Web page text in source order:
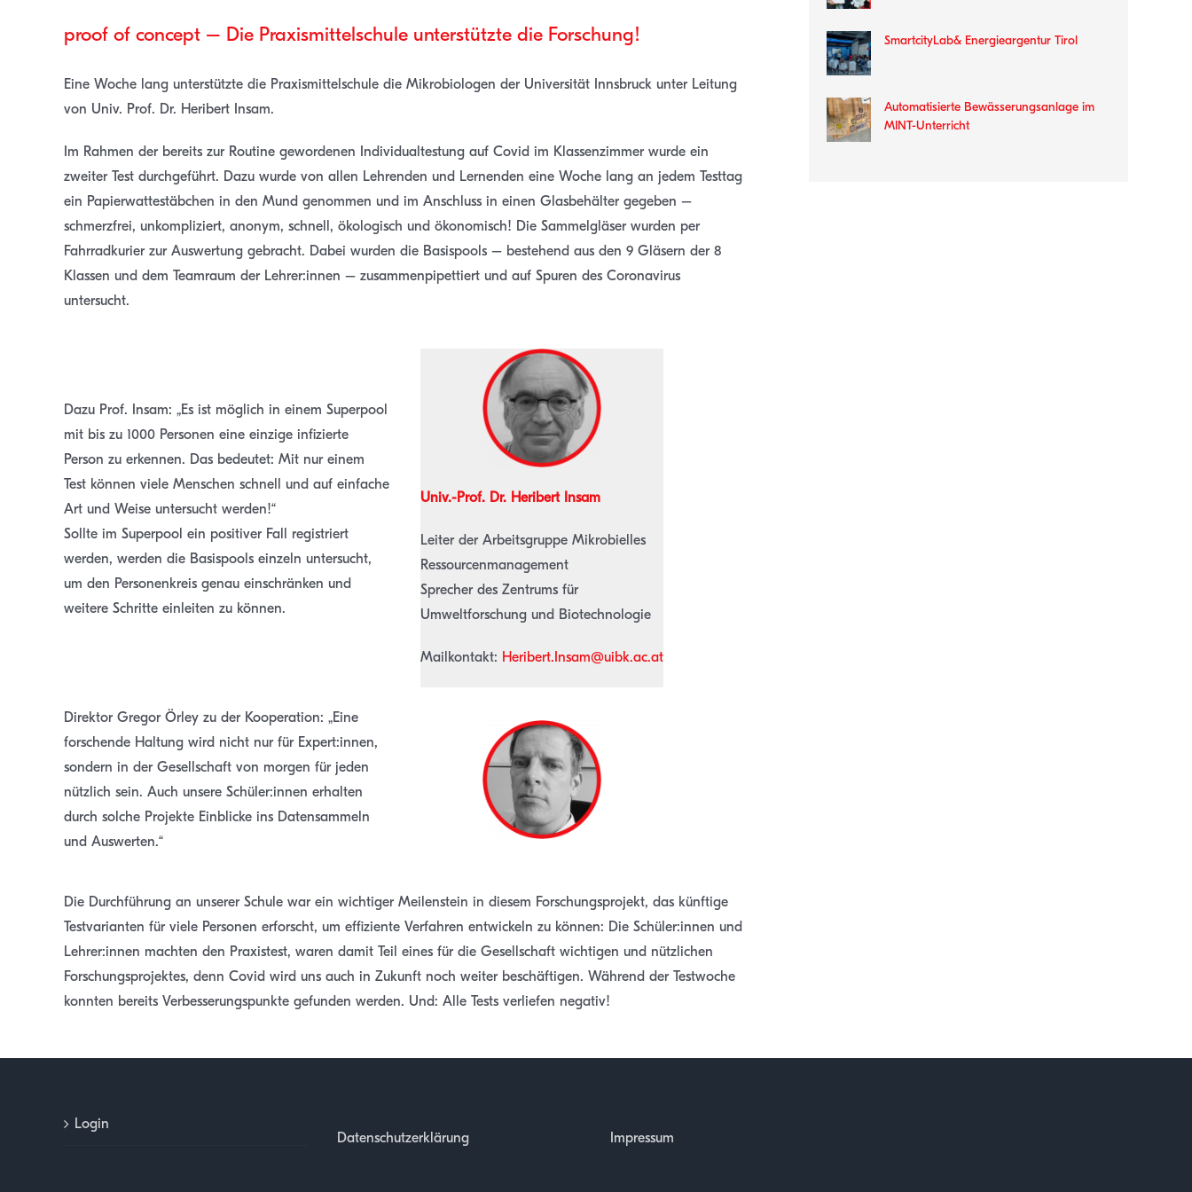
proof of concept – Die Praxismittelschule unterstützte die Forschung!
Eine Woche lang unterstützte die Praxismittelschule die Mikrobiologen der Universität Innsbruck unter Leitung
von Univ. Prof. Dr. Heribert Insam.
Im Rahmen der bereits zur Routine gewordenen Individualtestung auf Covid im Klassenzimmer wurde ein
zweiter Test durchgeführt. Dazu wurde von allen Lehrenden und Lernenden eine Woche lang an jedem Testtag
ein Papierwattestäbchen in den Mund genommen und im Anschluss in einen Glasbehälter gegeben –
schmerzfrei, unkompliziert, anonym, schnell, ökologisch und ökonomisch! Die Sammelgläser wurden per
Fahrradkurier zur Auswertung gebracht. Dabei wurden die Basispools – bestehend aus den 9 Gläsern der 8
Klassen und dem Teamraum der Lehrer:innen – zusammenpipettiert und auf Spuren des Coronavirus
untersucht.
Dazu Prof. Insam: „Es ist möglich in einem Superpool
mit bis zu 1000 Personen eine einzige infizierte
Person zu erkennen. Das bedeutet: Mit nur einem
Test können viele Menschen schnell und auf einfache
Art und Weise untersucht werden!“
Sollte im Superpool ein positiver Fall registriert
werden, werden die Basispools einzeln untersucht,
um den Personenkreis genau einschränken und
weitere Schritte einleiten zu können.
Univ.-Prof. Dr. Heribert Insam
Leiter der Arbeitsgruppe Mikrobielles
Ressourcenmanagement
Sprecher des Zentrums für
Umweltforschung und Biotechnologie
Mailkontakt: Heribert.Insam@uibk.ac.at
Direktor Gregor Örley zu der Kooperation: „Eine
forschende Haltung wird nicht nur für Expert:innen,
sondern in der Gesellschaft von morgen für jeden
nützlich sein. Auch unsere Schüler:innen erhalten
durch solche Projekte Einblicke ins Datensammeln
und Auswerten.“
Die Durchführung an unserer Schule war ein wichtiger Meilenstein in diesem Forschungsprojekt, das künftige
Testvarianten für viele Personen erforscht, um effiziente Verfahren entwickeln zu können: Die Schüler:innen und
Lehrer:innen machten den Praxistest, waren damit Teil eines für die Gesellschaft wichtigen und nützlichen
Forschungsprojektes, denn Covid wird uns auch in Zukunft noch weiter beschäftigen. Während der Testwoche
konnten bereits Verbesserungspunkte gefunden werden. Und: Alle Tests verliefen negativ!
SmartcityLab& Energieargentur Tirol
Automatisierte Bewässerungsanlage im
MINT-Unterricht
Login
Datenschutzerklärung
Impressum